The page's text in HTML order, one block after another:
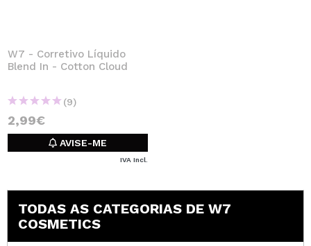
W7 - Corretivo Líquido
Blend In - Cotton Cloud
(9)
2,99€
AVISE-ME
IVA Incl.
TODAS AS CATEGORIAS DE W7
COSMETICS